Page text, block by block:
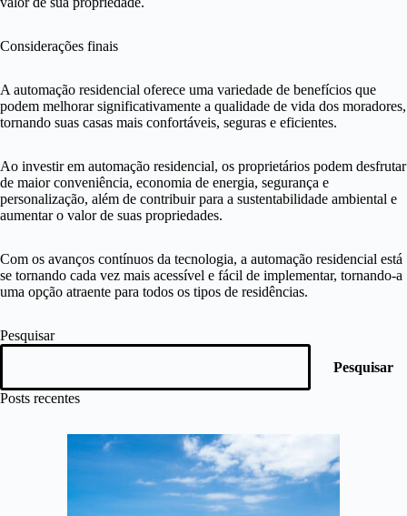
Considerações finais
A automação residencial oferece uma variedade de benefícios que
podem melhorar significativamente a qualidade de vida dos moradores,
tornando suas casas mais confortáveis, seguras e eficientes.
Ao investir em automação residencial, os proprietários podem desfrutar
de maior conveniência, economia de energia, segurança e
personalização, além de contribuir para a sustentabilidade ambiental e
aumentar o valor de suas propriedades.
Com os avanços contínuos da tecnologia, a automação residencial está
se tornando cada vez mais acessível e fácil de implementar, tornando-a
uma opção atraente para todos os tipos de residências.
Pesquisar
Pesquisar
Posts recentes